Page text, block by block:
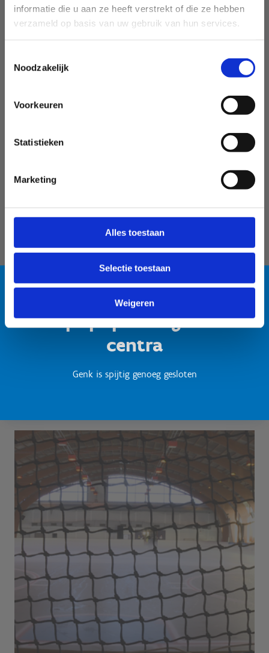
informatie die u aan ze heeft verstrekt of die ze hebben
verzameld op basis van uw gebruik van hun services.
Noodzakelijk
Voorkeuren
Statistieken
Marketing
Alles toestaan
Selectie toestaan
Weigeren
Test popup titel gesloten
centra
Genk is spijtig genoeg gesloten
Sport Vlaanderen Heusden-Zolder